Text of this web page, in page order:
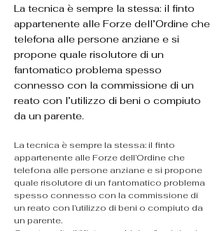
La tecnica è sempre la stessa: il finto
appartenente alle Forze dell’Ordine che
telefona alle persone anziane e si
propone quale risolutore di un
fantomatico problema spesso
connesso con la commissione di un
reato con l’utilizzo di beni o compiuto
da un parente.
La tecnica è sempre la stessa: il finto
appartenente alle Forze dell’Ordine che
telefona alle persone anziane e si propone
quale risolutore di un fantomatico problema
spesso connesso con la commissione di
un reato con l’utilizzo di beni o compiuto da
un parente.